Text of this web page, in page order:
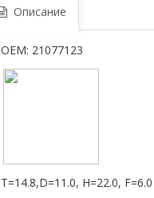
Описание
OEM: 21077123
T=14.8,D=11.0, H=22.0, F=6.0